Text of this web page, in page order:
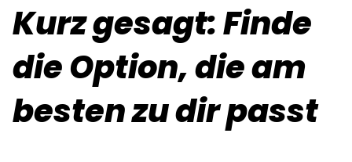
Kurz gesagt: Finde
die Option, die am
besten zu dir passt